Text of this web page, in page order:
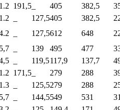
1.2 191,5 405 382,5
1.2 127,5405 382,5
127,5612 648
5,7 139 495 477
119,5117,9 137,7
1.2 171,5 279 288
1.3 125,5279 288
5,7 144,5549 531